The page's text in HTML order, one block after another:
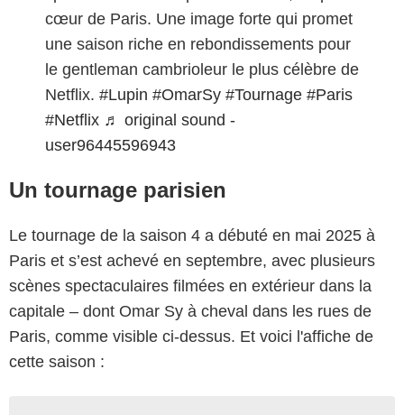
cœur de Paris. Une image forte qui promet
une saison riche en rebondissements pour
le gentleman cambrioleur le plus célèbre de
Netflix. #Lupin #OmarSy #Tournage #Paris
#Netflix ♬ original sound -
user96445596943
Un tournage parisien
Le tournage de la saison 4 a débuté en mai 2025 à
Paris et s’est achevé en septembre, avec plusieurs
scènes spectaculaires filmées en extérieur dans la
capitale – dont Omar Sy à cheval dans les rues de
Paris, comme visible ci-dessus. Et voici l'affiche de
cette saison :